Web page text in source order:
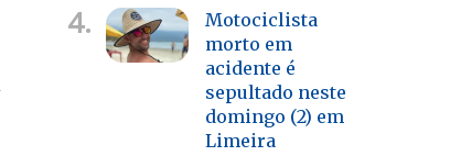
4.
Motociclista
morto em
acidente é
sepultado neste
domingo (2) em
Limeira